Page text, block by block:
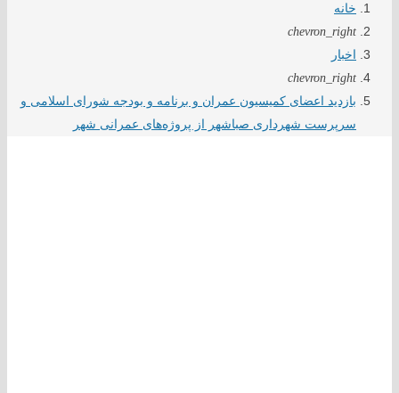
خانه
chevron_right
اخبار
chevron_right
بازدید اعضای کمیسیون عمران و برنامه و بودجه شورای اسلامی و
سرپرست شهرداری صباشهر از پروژه‌های عمرانی شهر